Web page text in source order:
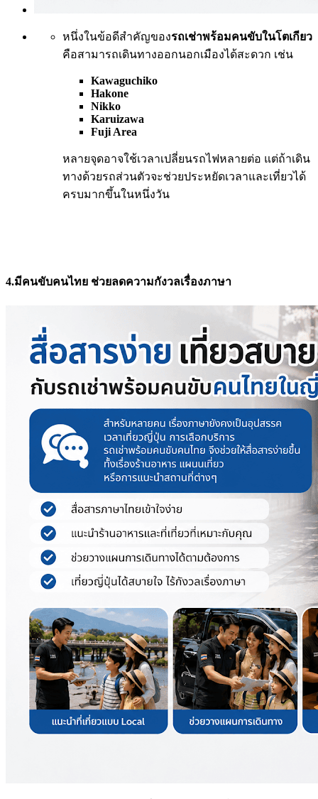
หนึ่งในข้อดีสำคัญของรถเช่าพร้อมคนขับในโตเกียว
คือสามารถเดินทางออกนอกเมืองได้สะดวก เช่น
Kawaguchiko
Hakone
Nikko
Karuizawa
Fuji Area
หลายจุดอาจใช้เวลาเปลี่ยนรถไฟหลายต่อ แต่ถ้าเดิน
ทางด้วยรถส่วนตัวจะช่วยประหยัดเวลาและเที่ยวได้
ครบมากขึ้นในหนึ่งวัน
4.มีคนขับคนไทย ช่วยลดความกังวลเรื่องภาษา